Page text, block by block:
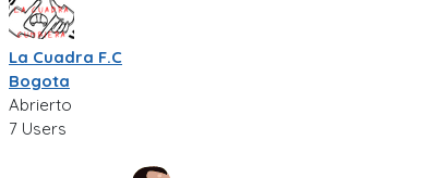
La Cuadra F.C
Bogota
Abrierto
7 Users